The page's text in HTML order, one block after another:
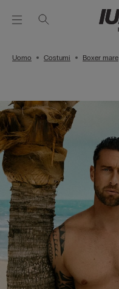
Uomo Costumi Boxer mare